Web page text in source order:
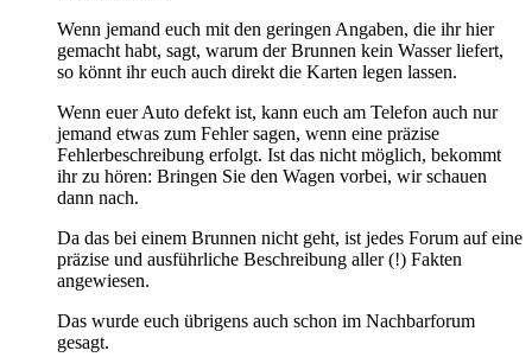
Wenn jemand euch mit den geringen Angaben, die ihr hier
gemacht habt, sagt, warum der Brunnen kein Wasser liefert,
so könnt ihr euch auch direkt die Karten legen lassen.
Wenn euer Auto defekt ist, kann euch am Telefon auch nur
jemand etwas zum Fehler sagen, wenn eine präzise
Fehlerbeschreibung erfolgt. Ist das nicht möglich, bekommt
ihr zu hören: Bringen Sie den Wagen vorbei, wir schauen
dann nach.
Da das bei einem Brunnen nicht geht, ist jedes Forum auf eine
präzise und ausführliche Beschreibung aller (!) Fakten
angewiesen.
Das wurde euch übrigens auch schon im Nachbarforum
gesagt.